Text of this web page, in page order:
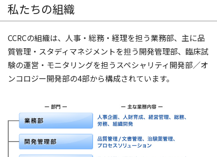
私たちの組織
CCRCの組織は、人事・総務・経理を担う業務部、主に品
質管理・スタディマネジメントを担う開発管理部、臨床試
験の運営・モニタリングを担うスペシャリティ開発部／オ
ンコロジー開発部の4部から構成されています。